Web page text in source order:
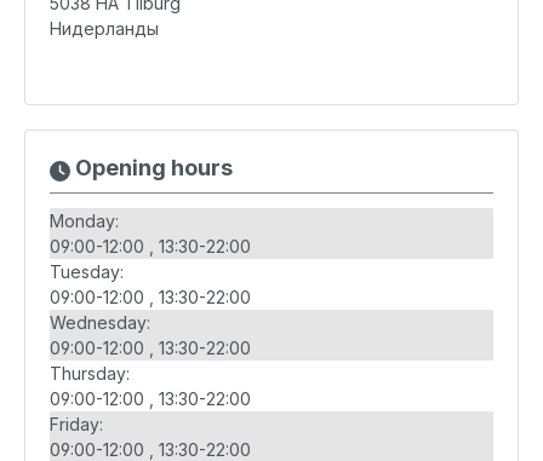
Нидерланды
Opening hours
Monday:
09:00-12:00
13:30-22:00
Tuesday:
09:00-12:00
13:30-22:00
Wednesday:
09:00-12:00
13:30-22:00
Thursday:
09:00-12:00
13:30-22:00
Friday:
09:00-12:00
13:30-22:00